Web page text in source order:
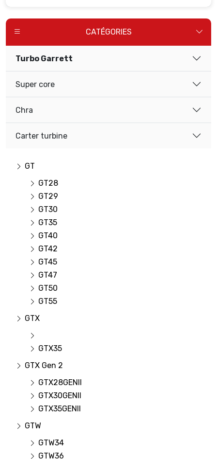
CATÉGORIES
Turbo Garrett
Super core
Chra
Carter turbine
GT
GT28
GT29
GT30
GT35
GT40
GT42
GT45
GT47
GT50
GT55
GTX
GTX35
GTX Gen 2
GTX28GENII
GTX30GENII
GTX35GENII
GTW
GTW34
GTW36